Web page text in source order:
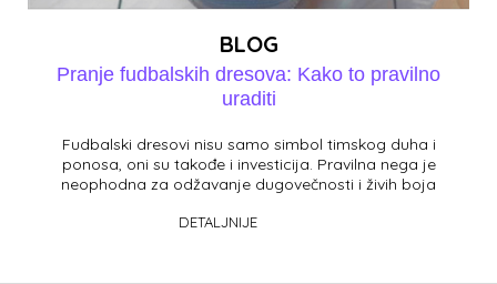
BLOG
Pranje fudbalskih dresova: Kako to pravilno
uraditi
Fudbalski dresovi nisu samo simbol timskog duha i
ponosa, oni su takođe i investicija. Pravilna nega je
neophodna za odžavanje dugovečnosti i živih boja
DETALJNIJE